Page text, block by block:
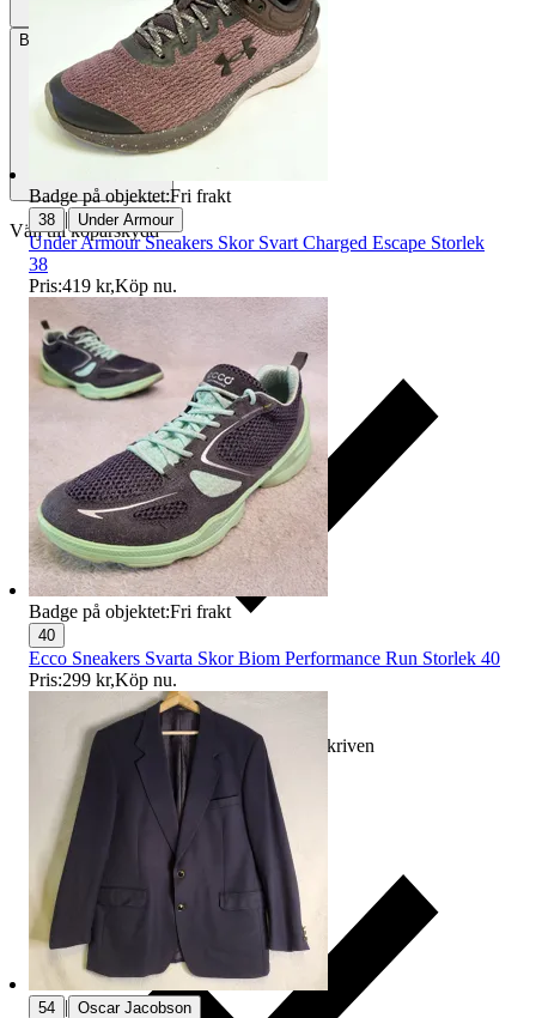
Betalning Via Tradera
Välj till köparskydd
Ersättning om varan inte är som beskriven
Badge på objektet:Fri frakt
38 | Under Armour
Under Armour Sneakers Skor Svart Charged Escape Storlek
38
Pris:419 kr,Köp nu.
Badge på objektet:Fri frakt
40
Ecco Sneakers Svarta Skor Biom Performance Run Storlek 40
Pris:299 kr,Köp nu.
54 | Oscar Jacobson